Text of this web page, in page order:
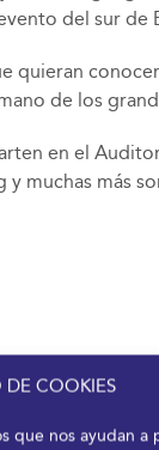
DE COOKIES
que nos ayudan a
del sur de
quieran
de los
en el
muchas más